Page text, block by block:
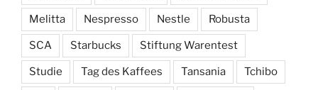
Melitta Nespresso Nestle Robusta
SCA Starbucks Stiftung Warentest
Studie Tag des Kaffees Tansania Tchibo